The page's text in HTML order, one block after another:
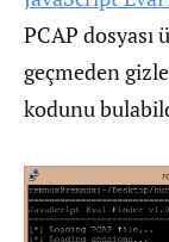
PCAP dosyası
geçmeden
kodunu